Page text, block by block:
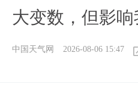
大变数，但影响
中国天气网 2026-08-06 15:47